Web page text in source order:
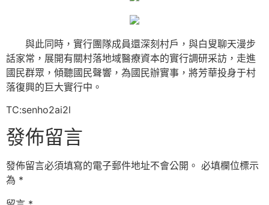
與此同時，實行團隊成員還深刻村戶，與白叟聊天漫步
話家常，展開有關村落地域醫療資本的實行調研采訪，走進
國民群眾，傾聽國民聲響，為國民辦實事，將芳華投身于村
落復興的巨大實行中。
TC:senho2ai2l
發佈留言
發佈留言必須填寫的電子郵件地址不會公開。 必填欄位標示
為 *